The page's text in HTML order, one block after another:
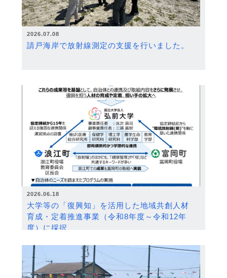
2026.07.08
請戸海岸で放射線測定の支援を行いました。
2026.06.18
大学等の「復興知」を活用した地域共創人材
育成・定着推進事業（令和8年度～令和12年
度）に採択